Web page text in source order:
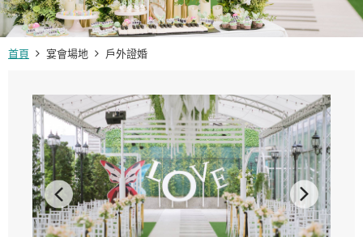
首頁 宴會場地 戶外證婚